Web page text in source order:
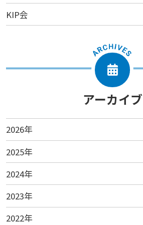
KIP会
アーカイブ
2026年
2025年
2024年
2023年
2022年